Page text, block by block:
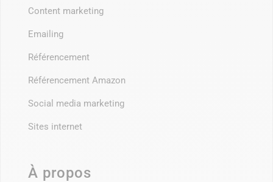
Content marketing
Emailing
Référencement
Référencement Amazon
Social media marketing
Sites internet
À propos